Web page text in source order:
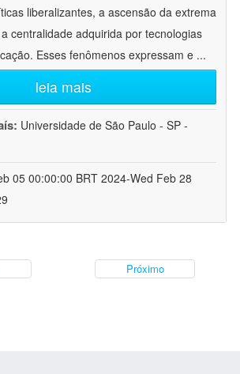
liberalizantes, a ascensão da extrema
centralidade adquirida por tecnologias
Esses fenômenos expressam e ...
leia mais
Universidade de São Paulo - SP -
05 00:00:00 BRT 2024-Wed Feb 28
Próximo